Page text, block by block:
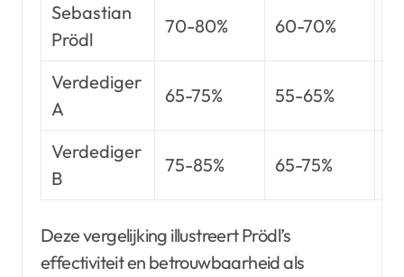
Sebastian
Prödl
70-80% 60-70%
Verdediger
A
65-75% 55-65%
Verdediger
B
75-85% 65-75%
Deze vergelijking illustreert Prödl’s
effectiviteit en betrouwbaarheid als